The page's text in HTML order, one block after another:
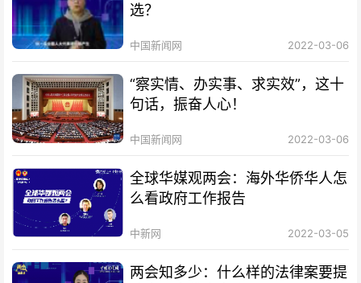
选？
中国新闻网 2022-03-06
“察实情、办实事、求实效”，这十
句话，振奋人心！
中国新闻网 2022-03-06
全球华媒观两会：海外华侨华人怎
么看政府工作报告
中新网 2022-03-05
两会知多少：什么样的法律案要提